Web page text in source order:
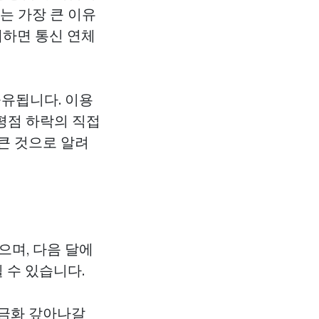
가장 큰 이유
면 통신 연체
됩니다. 이용
점 하락의 직접
것으로 알려
며, 다음 달에
수 있습니다.
화 갚아나갈